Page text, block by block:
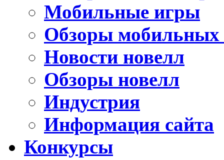
Мобильные игры
Обзоры мобильных
Новости новелл
Обзоры новелл
Индустрия
Информация сайта
Конкурсы